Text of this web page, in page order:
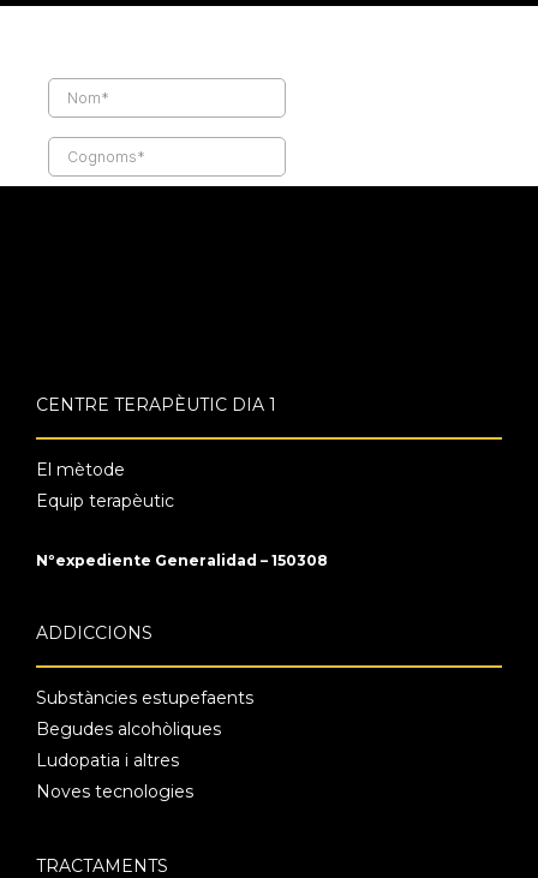
CENTRE TERAPÈUTIC DIA 1
El mètode
Equip terapèutic
Nºexpediente Generalidad – 150308
ADDICCIONS
Substàncies estupefaents
Begudes alcohòliques
Ludopatia i altres
Noves tecnologies
TRACTAMENTS